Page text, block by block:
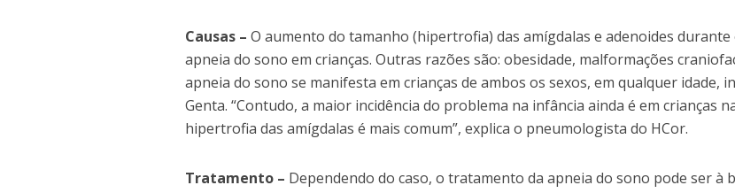
Causas – O aumento do tamanho (hipertrofia) das amígdalas e adenoides
apneia do sono em crianças. Outras razões são: obesidade, malformações
apneia do sono se manifesta em crianças de ambos os sexos, em qualquer idade,
Genta. “Contudo, a maior incidência do problema na infância ainda é em crianças
hipertrofia das amígdalas é mais comum”, explica o pneumologista do HCor.
Tratamento – Dependendo do caso, o tratamento da apneia do sono pode ser à